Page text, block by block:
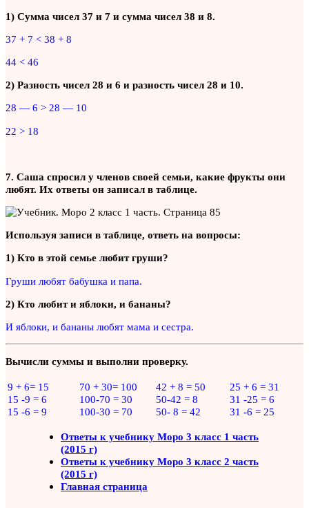
1) Сумма чисел 37 и 7 и сумма чисел 38 и 8.
37 + 7 < 38 + 8
44 < 46
2) Разность чисел 28 и 6 и разность чисел 28 и 10.
28 — 6 > 28 — 10
22 > 18
7. Саша спросил у членов своей семьи, какие фрукты они
любят. Их ответы он записал в таблице.
Используя записи в таблице, ответь на вопросы:
1) Кто в этой семье любит груши?
Груши любят бабушка и папа.
2) Кто любит и яблоки, и бананы?
И яблоки, и бананы любят мама и сестра.
Вычисли суммы и выполни проверку.
9 + 6= 15
15 -9 = 6
15 -6 = 9
70 + 30= 100
100-70 = 30
100-30 = 70
42 + 8 = 50
50-42 = 8
50- 8 = 42
25 + 6 = 31
31 -25 = 6
31 -6 = 25
Ответы к учебнику Моро 3 класс 1 часть
(2015 г)
Ответы к учебнику Моро 3 класс 2 часть
(2015 г)
Главная страница